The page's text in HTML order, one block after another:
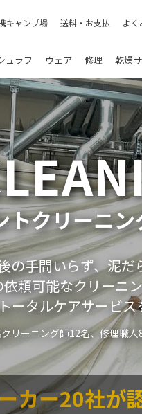
キャンプ場 送料・お支払 よく
ュラフ ウェア 修理 乾燥
トクリーニ
の手間いらず、泥だ
頼可能なクリーニ
ータルケアサービス
リーニング師12名、修理職人
カー20社が